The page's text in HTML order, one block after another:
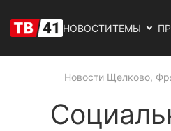
НОВОСТИТЕМЫ
Новости Щелково,